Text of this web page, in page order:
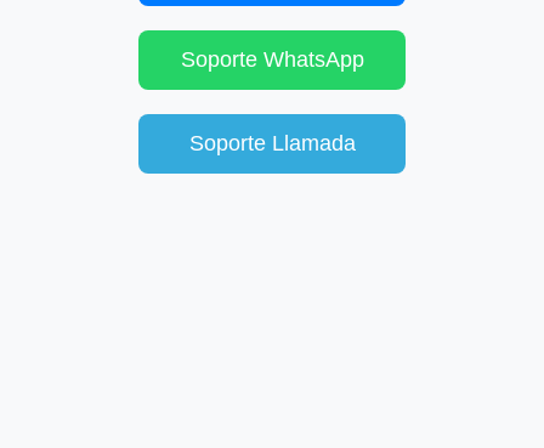
Soporte WhatsApp
Soporte Llamada